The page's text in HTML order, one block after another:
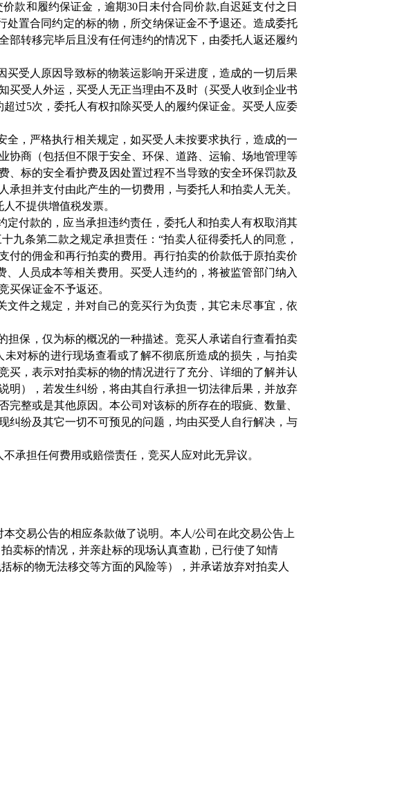
价款和履约保证金，逾期30日未付合同价款,自迟延支付之日
处置合同约定的标的物，所交纳保证金不予退还。造成委托
部转移完毕后且没有任何违约的情况下，由委托人返还履约
买受人原因导致标的物装运影响开采进度，造成的一切后果
买受人外运，买受人无正当理由不及时（买受人收到企业书
超过5次，委托人有权扣除买受人的履约保证金。买受人应委
全，严格执行相关规定，如买受人未按要求执行，造成的一
协商 （包括但不限于安全、环保、道路、运输、场地管理等
标的安全看护费及因处置过程不当导致的安全环保罚款及
担并支付由此产生的一切费用，与委托人和拍卖人无关。
不提供增值税发票。
定付款的，应当承担违约责任，委托人和拍卖人有权取消其
九条第二款之规定承担责任：“拍卖人征得委托人的同意，
付的佣金和再行拍卖的费用。再行拍卖的价款低于原拍卖价
人员成本等相关费用。买受人违约的，将被监管部门纳入
买保证金不予返还。
文件之规定，并对自己的竞买行为负责，其它未尽事宜，依
担保，仅为标的概况的一种描述。竞买人承诺自行查看拍卖
对标的进行现场查看或了解不彻底所造成的损失，与拍卖
买，表示对拍卖标的物的情况进行了充分、详细的了解并认
明），若发生纠纷，将由其自行承担一切法律后果，并放弃
整或是其他原因。本公司对该标的所存在的瑕疵、数量、
纠纷及其它一切不可预见的问题，均由买受人自行解决，与
承担任何费用或赔偿责任，竞买人应对此无异议。
交易公告的相应条款做了说明。本人/公司在此交易公告上
卖标的情况，并亲赴标的现场认真查勘，已行使了知情
标的物无法移交等方面的风险等），并承诺放弃对拍卖人